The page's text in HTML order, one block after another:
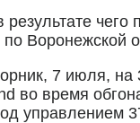
Воронежской
7 июля,
время
управлением